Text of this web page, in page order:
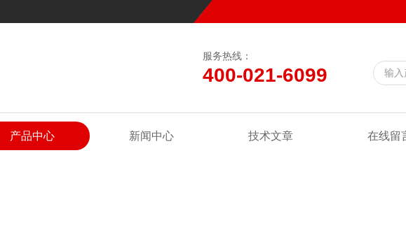
服务热线：
400-021-6099
产品中心 新闻中心 技术文章 在线留